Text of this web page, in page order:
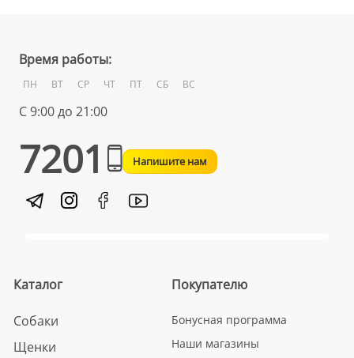
Время работы:
ПН ВТ СР ЧТ ПТ СБ ВС
С 9:00 до 21:00
7201 Напишите нам
Каталог
Собаки
Щенки
Покупателю
Бонусная программа
Наши магазины